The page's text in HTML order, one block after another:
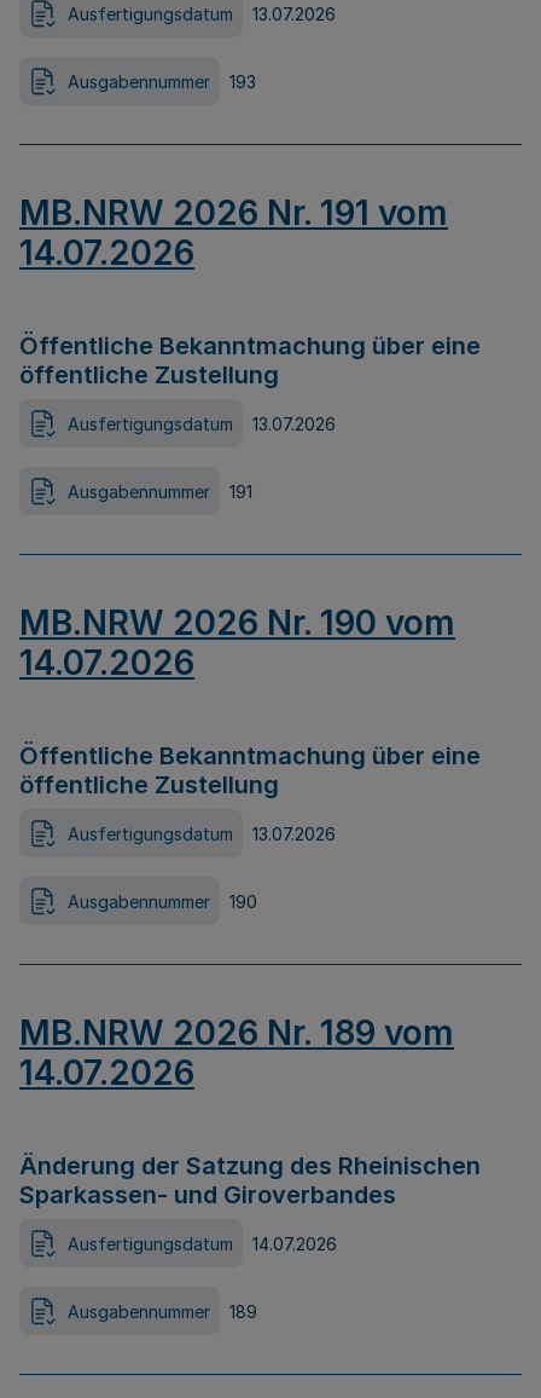
Ausfertigungsdatum 13.07.2026
Ausgabennummer 193
MB.NRW 2026 Nr. 191 vom
14.07.2026
Öffentliche Bekanntmachung über eine
öffentliche Zustellung
Ausfertigungsdatum 13.07.2026
Ausgabennummer 191
MB.NRW 2026 Nr. 190 vom
14.07.2026
Öffentliche Bekanntmachung über eine
öffentliche Zustellung
Ausfertigungsdatum 13.07.2026
Ausgabennummer 190
MB.NRW 2026 Nr. 189 vom
14.07.2026
Änderung der Satzung des Rheinischen
Sparkassen- und Giroverbandes
Ausfertigungsdatum 14.07.2026
Ausgabennummer 189